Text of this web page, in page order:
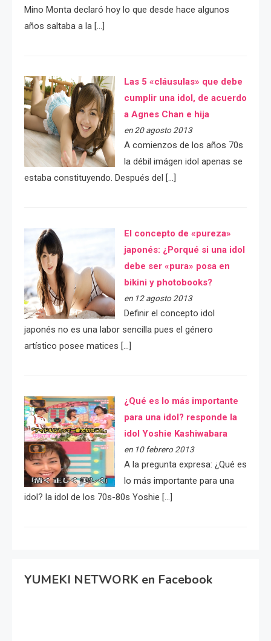
Mino Monta declaró hoy lo que desde hace algunos
años saltaba a la […]
Las 5 «cláusulas» que debe
cumplir una idol, de acuerdo
a Agnes Chan e hija
en 20 agosto 2013
A comienzos de los años 70s
la débil imágen idol apenas se
estaba constituyendo. Después del […]
El concepto de «pureza»
japonés: ¿Porqué si una idol
debe ser «pura» posa en
bikini y photobooks?
en 12 agosto 2013
Definir el concepto idol
japonés no es una labor sencilla pues el género
artístico posee matices […]
¿Qué es lo más importante
para una idol? responde la
idol Yoshie Kashiwabara
en 10 febrero 2013
A la pregunta expresa: ¿Qué es
lo más importante para una
idol? la idol de los 70s-80s Yoshie […]
YUMEKI NETWORK en Facebook